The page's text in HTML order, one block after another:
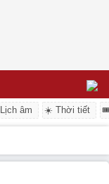
âm ☀️ Thời tiết